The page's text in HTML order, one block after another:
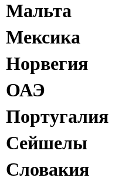
Мальта
Мексика
Норвегия
ОАЭ
Португалия
Сейшелы
Словакия